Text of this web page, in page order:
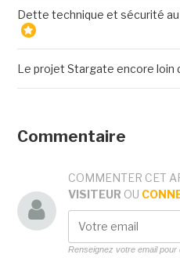
Dette technique et sécurité
Le projet Stargate encore loin
Commentaire
COMMENTER CET
VISITEUR OU
Renseignez votre email